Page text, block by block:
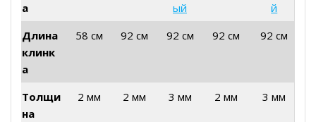
а
ый
й
Длина
клинк
а
58 см 92 см 92 см 92 см 92 см
Толщи
на
2 мм 2 мм 3 мм 2 мм 3 мм